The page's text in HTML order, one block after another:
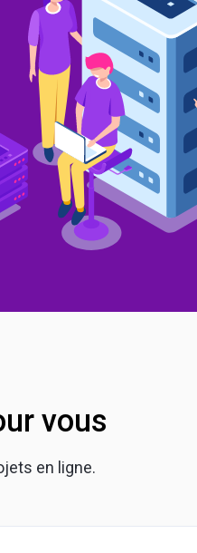
vous
en ligne.